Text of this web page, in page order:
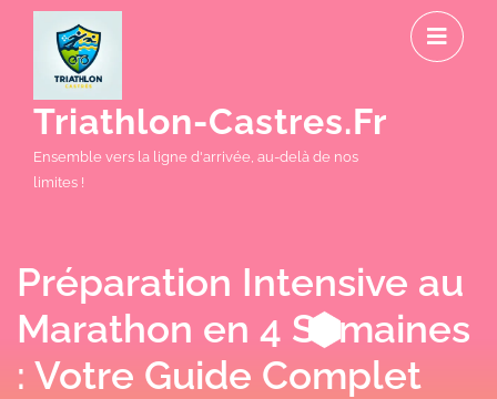
Triathlon-Castres.fr
Ensemble vers la ligne d'arrivée, au-delà de nos
limites !
Préparation Intensive au
Marathon en 4 Semaines
: Votre Guide Complet